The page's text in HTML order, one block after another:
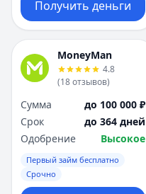
Получить деньги
MoneyMan
4.8
(18отзывов)
Сумма
до 100 000 ₽
Срок
до 364 дней
Одобрение
Высокое
Первый займ бесплатно
Срочно